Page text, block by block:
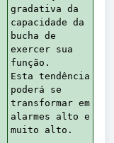
gradativa da
capacidade da
bucha de
exercer sua
função.
Esta tendência
poderá se
transformar em
alarmes alto e
muito alto.